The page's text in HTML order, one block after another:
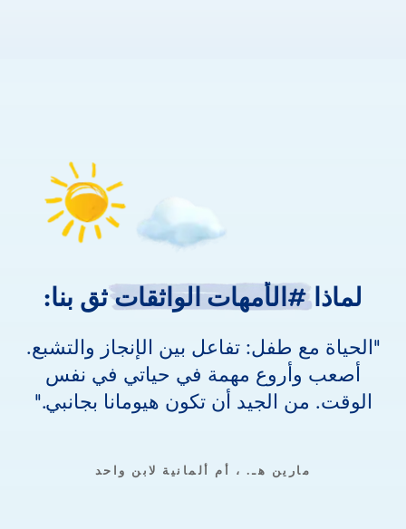
لماذا #الأمهات الواثقات ثق بنا:
الحياة مع طفل: تفاعل بين الإنجاز والتشبع.
أصعب وأروع مهمة في حياتي في نفس
الوقت. من الجيد أن تكون هيومانا بجانبي.
مارين هـ. ، أم ألمانية لابن واحد